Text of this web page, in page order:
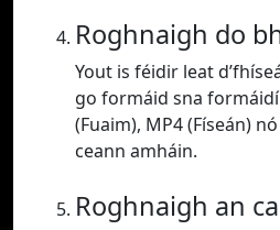
Roghnaigh do
Yout is féidir leat
go formáid sna formáidí
(Fuaim), MP4 (Físeán)
ceann amháin.
Roghnaigh an